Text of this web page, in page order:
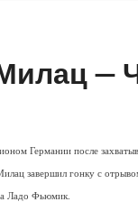
—
Германии после
завершил гонку с
Ладо Фьюмик.